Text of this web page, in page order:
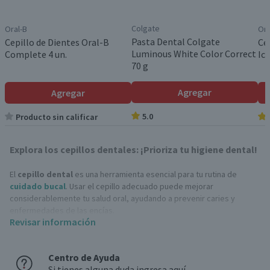
Oral-B
Cepillo de Dientes Oral-B
Complete 4 un.
Agregar
Producto sin calificar
Colgate
Pasta Dental Colgate
Luminous White Color Correct
70 g
Agregar
5.0
Explora los cepillos dentales: ¡Prioriza tu higiene dental!
El cepillo dental es una herramienta esencial para tu rutina de
cuidado bucal. Usar el cepillo adecuado puede mejorar
considerablemente tu salud oral, ayudando a prevenir caries y
con cabezas más pequeñas y cerdas suaves, perfectas para bocas
Revisar información
Centro de Ayuda